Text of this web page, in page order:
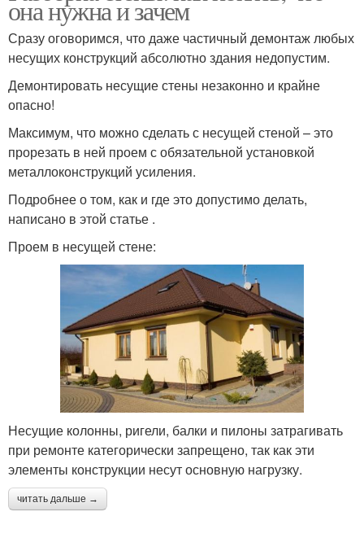
Аэрография на стене
Аэрография в
интерьере
Краски для стен
она нужна и зачем
Сразу оговоримся, что даже частичный демонтаж любых
несущих конструкций абсолютно здания недопустим.
Демонтировать несущие стены незаконно и крайне
опасно!
Максимум, что можно сделать с несущей стеной – это
прорезать в ней проем с обязательной установкой
металлоконструкций усиления.
Подробнее о том, как и где это допустимо делать,
написано в этой статье .
Проем в несущей стене:
Несущие колонны, ригели, балки и пилоны затрагивать
при ремонте категорически запрещено, так как эти
элементы конструкции несут основную нагрузку.
читать дальше →